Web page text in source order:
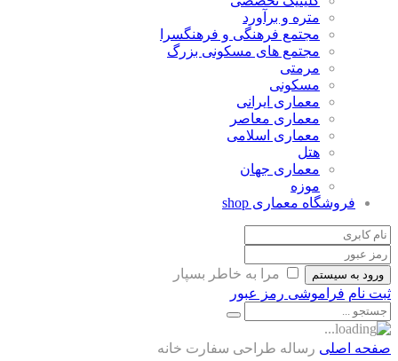
متره و برآورد
مجتمع فرهنگی و فرهنگسرا
مجتمع های مسکونی بزرگ
مرمتی
مسکونی
معماری ایرانی
معماری معاصر
معماری اسلامی
هتل
معماری جهان
موزه
فروشگاه معماری shop
ورود به سیستم
مرا به خاطر بسپار
ثبت نام فراموشی رمز عبور
صفحه اصلی رساله طراحی سفارت خانه